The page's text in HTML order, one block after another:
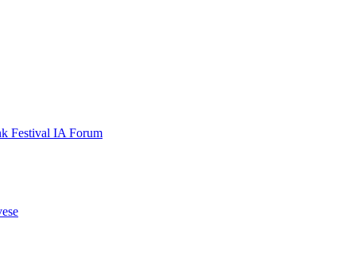
Festival IA Forum